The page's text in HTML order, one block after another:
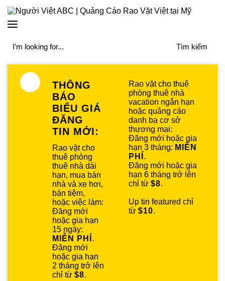
THÔNG
BÁO
BIỂU GIÁ
ĐĂNG
TIN MỚI:
Rao vặt cho
thuê phòng
thuê nhà dài
hạn, mua bán
nhà và xe hơi,
bán tiệm,
hoặc việc làm:
Đăng mới
hoặc gia hạn
15 ngày:
MIỄN PHÍ .
Đăng mới
hoặc gia hạn
2 tháng trở lên
chỉ từ $8.
Rao vặt cho thuê
phòng thuê nhà
vacation ngắn hạn
hoặc quảng cáo
danh bạ cơ sở
thương mại:
Đăng mới hoặc gia
hạn 3 tháng: MIỄN
PHÍ .
Đăng mới hoặc gia
hạn 6 tháng trở lên
chỉ từ$8.
Up tin featured chỉ
từ$10.